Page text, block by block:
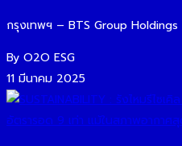
กรุงเทพฯ – BTS Group
By O2O ESG
11 มีนาคม 2025